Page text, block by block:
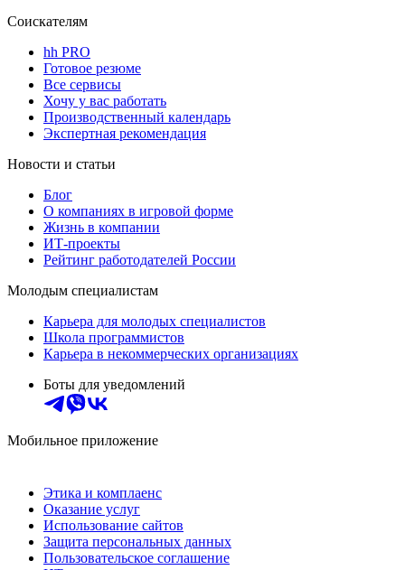
Соискателям
hh PRO
Готовое резюме
Все сервисы
Хочу у вас работать
Производственный календарь
Экспертная рекомендация
Новости и статьи
Блог
О компаниях в игровой форме
Жизнь в компании
ИТ-проекты
Рейтинг работодателей России
Молодым специалистам
Карьера для молодых специалистов
Школа программистов
Карьера в некоммерческих организациях
Боты для уведомлений
Мобильное приложение
Этика и комплаенс
Оказание услуг
Использование сайтов
Защита персональных данных
Пользовательское соглашение